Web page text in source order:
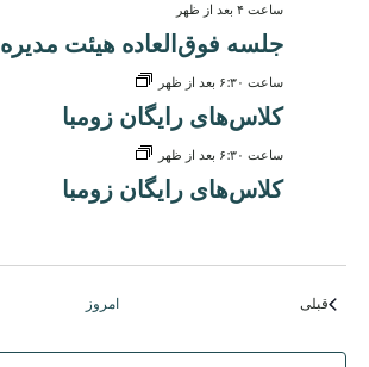
ساعت ۴ بعد از ظهر
جلسه فوق‌العاده هیئت مدیره
ساعت ۶:۳۰ بعد از ظهر
کلاس‌های رایگان زومبا
ساعت ۶:۳۰ بعد از ظهر
کلاس‌های رایگان زومبا
قبلیرویدادها امروز